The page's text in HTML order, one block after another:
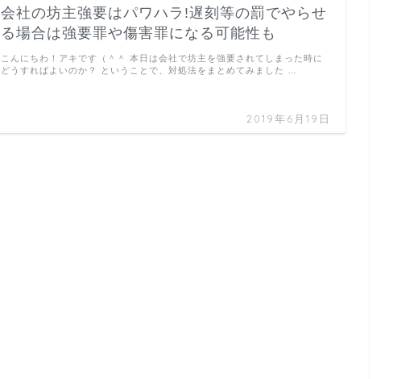
会社の坊主強要はパワハラ!遅刻等の罰でやらせ
る場合は強要罪や傷害罪になる可能性も
2019年6月19日
こんにちわ！アキです（＾＾ 本日は会社で坊主を強要されてしまった時に
どうすればよいのか？ ということで、対処法をまとめてみました …